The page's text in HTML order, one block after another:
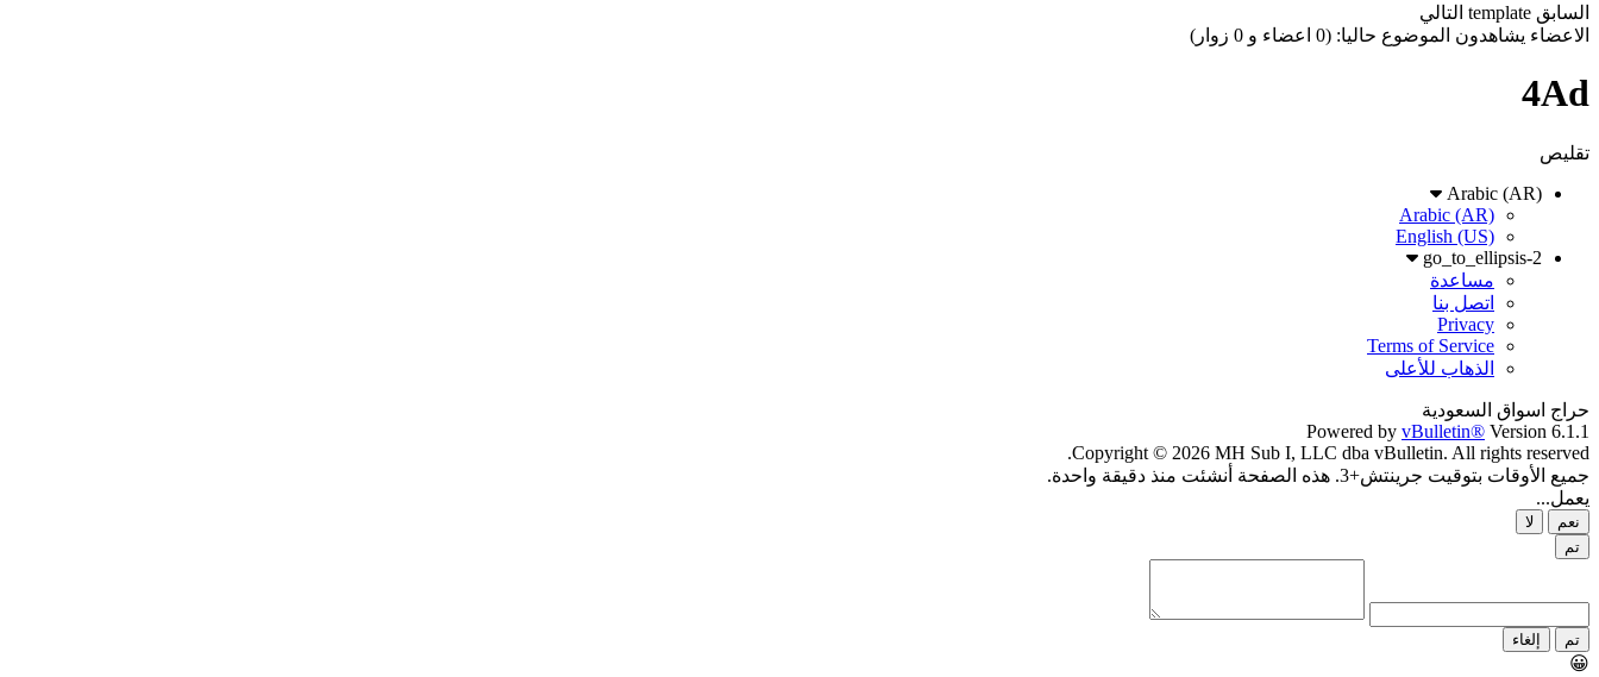
السابق template التالي
الاعضاء يشاهدون الموضوع حاليا: (0 اعضاء و 0 زوار)
4Ad
تقليص
Arabic (AR)
Arabic (AR)
English (US)
go_to_ellipsis-2
مساعدة
اتصل بنا
Privacy
Terms of Service
الذهاب للأعلى
حراج اسواق السعودية
Powered by vBulletin® Version 6.1.1
Copyright © 2026 MH Sub I, LLC dba vBulletin. All rights reserved.
جميع الأوقات بتوقيت جرينتش+3. هذه الصفحة أنشئت منذ دقيقة واحدة.
يعمل...
نعم
لا
تم
تم إلغاء
😀